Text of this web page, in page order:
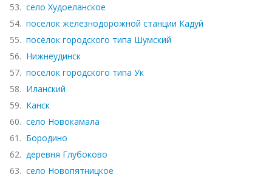
53. село Худоеланское
54. поселок железнодорожной станции Кадуй
55. посёлок городского типа Шумский
56. Нижнеудинск
57. посёлок городского типа Ук
58. Иланский
59. Канск
60. село Новокамала
61. Бородино
62. деревня Глубоково
63. село Новопятницкое